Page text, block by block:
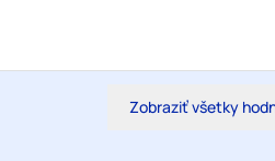
Zobraziť všetky